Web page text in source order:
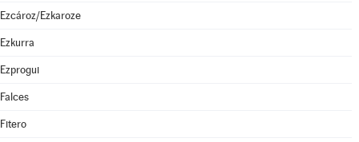
Ezcároz/Ezkaroze
Ezkurra
Ezprogui
Falces
Fitero